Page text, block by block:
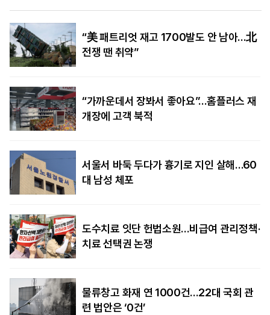
“美 패트리엇 재고 1700발도 안 남아…北
전쟁 땐 취약”
“가까운데서 장봐서 좋아요”…홈플러스 재
개장에 고객 북적
서울서 바둑 두다가 흉기로 지인 살해…60
대 남성 체포
도수치료 잇단 헌법소원…비급여 관리정책·
치료 선택권 논쟁
물류창고 화재 연 1000건…22대 국회 관
련 법안은 ‘0건’